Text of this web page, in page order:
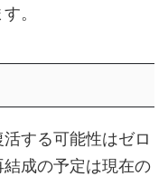
。
する可能性はゼロ
成の予定は現在の